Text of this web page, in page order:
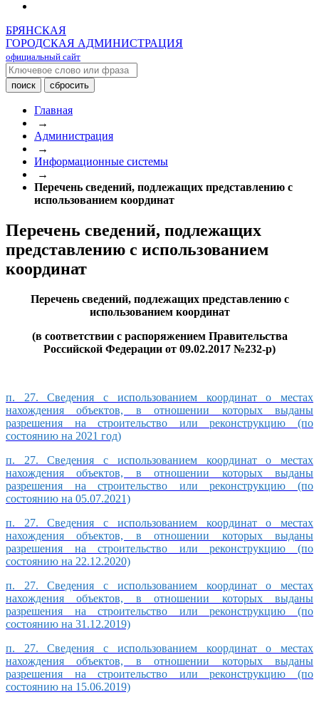
БРЯНСКАЯ
ГОРОДСКАЯ АДМИНИСТРАЦИЯ
официальный сайт
Главная
→
Администрация
→
Информационные системы
→
Перечень сведений, подлежащих представлению с
использованием координат
Перечень сведений, подлежащих
представлению с использованием
координат
Перечень сведений, подлежащих представлению с
использованием координат
(в соответствии с распоряжением Правительства
Российской Федерации от 09.02.2017 №232-р)
п. 27. Сведения с использованием координат о местах
нахождения объектов, в отношении которых выданы
разрешения на строительство или реконструкцию (по
состоянию на 2021 год)
п. 27. Сведения с использованием координат о местах
нахождения объектов, в отношении которых выданы
разрешения на строительство или реконструкцию (по
состоянию на 05.07.2021)
п. 27. Сведения с использованием координат о местах
нахождения объектов, в отношении которых выданы
разрешения на строительство или реконструкцию (по
состоянию на 22.12.2020)
п. 27. Сведения с использованием координат о местах
нахождения объектов, в отношении которых выданы
разрешения на строительство или реконструкцию (по
состоянию на 31.12.2019)
п. 27. Сведения с использованием координат о местах
нахождения объектов, в отношении которых выданы
разрешения на строительство или реконструкцию (по
состоянию на 15.06.2019)